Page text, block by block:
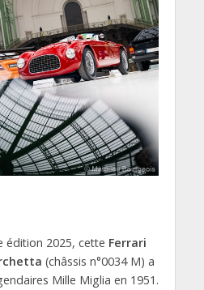
édition 2025, cette Ferrari
(châssis n°0034 M) a
Mille Miglia en 1951.